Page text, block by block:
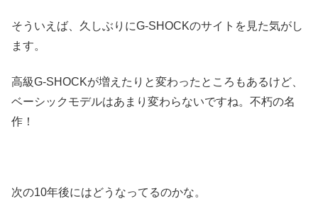
そういえば、久しぶりにG-SHOCKのサイトを見た気がし
ます。
高級G-SHOCKが増えたりと変わったところもあるけど、
ベーシックモデルはあまり変わらないですね。不朽の名
作！
次の10年後にはどうなってるのかな。